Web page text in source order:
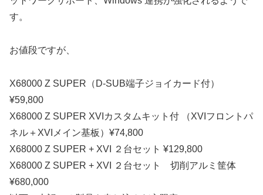
す。
お値段ですが、
X68000 Z SUPER（D-SUB端子ジョイカード付）
¥59,800
X68000 Z SUPER XVIカスタムキット付 （XVIフロントパ
ネル＋XVIメイン基板）¥74,800
X68000 Z SUPER + XVI ２台セット ¥129,800
X68000 Z SUPER + XVI ２台セット 切削アルミ筐体
¥680,000